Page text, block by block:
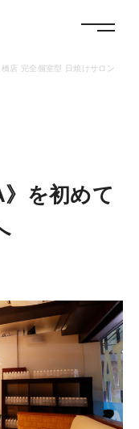
店 完全個室型 日焼けサロン
を初めて
menu